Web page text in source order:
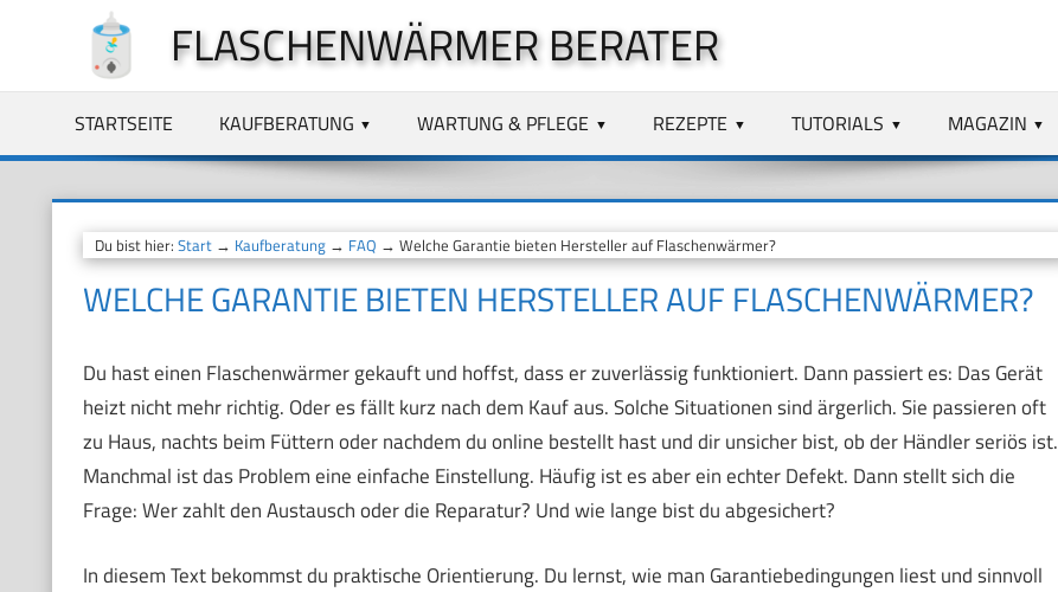
springen
FLASCHENWÄRMER BERATER
STARTSEITE KAUFBERATUNG WARTUNG & PFLEGE REZEPTE TUTORIALS MAGAZIN
Du bist hier: Start→ Kaufberatung→ FAQ → Welche Garantie bieten Hersteller auf Flaschenwärmer?
WELCHE GARANTIE BIETEN HERSTELLER AUF FLASCHENWÄRMER?
Du hast einen Flaschenwärmer gekauft und hoffst, dass er zuverlässig funktioniert. Dann passiert es: Das Gerät
heizt nicht mehr richtig. Oder es fällt kurz nach dem Kauf aus. Solche Situationen sind ärgerlich. Sie passieren oft
zu Haus, nachts beim Füttern oder nachdem du online bestellt hast und dir unsicher bist, ob der Händler seriös ist.
Manchmal ist das Problem eine einfache Einstellung. Häufig ist es aber ein echter Defekt. Dann stellt sich die
Frage: Wer zahlt den Austausch oder die Reparatur? Und wie lange bist du abgesichert?
In diesem Text bekommst du praktische Orientierung. Du lernst, wie man Garantiebedingungen liest und sinnvoll